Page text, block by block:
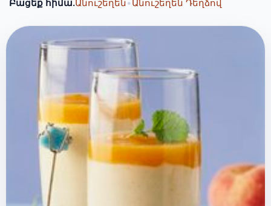
Բացեք հիմա.Անուշեղեն•Անուշեղեն Դեղձով